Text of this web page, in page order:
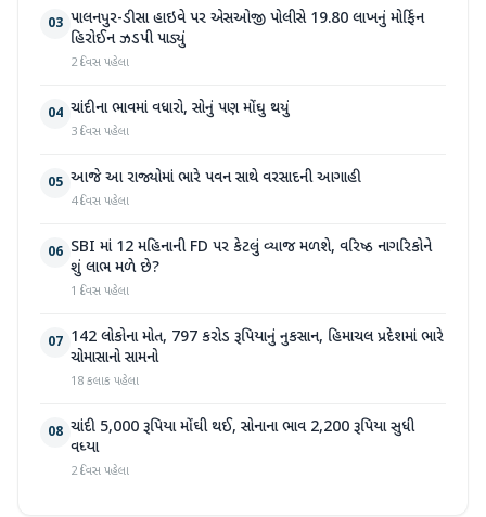
03 પાલનપુર-ડીસા હાઇવે પર એસઓજી પોલીસે 19.80 લાખનું મોર્ફિન
હિરોઈન ઝડપી પાડ્યું
2 દિવસ પહેલા
04 ચાંદીના ભાવમાં વધારો, સોનું પણ મોંઘુ થયું
3 દિવસ પહેલા
05 આજે આ રાજ્યોમાં ભારે પવન સાથે વરસાદની આગાહી
4 દિવસ પહેલા
06 SBI માં 12 મહિનાની FD પર કેટલું વ્યાજ મળશે, વરિષ્ઠ નાગરિકોને
શું લાભ મળે છે?
1 દિવસ પહેલા
07 142 લોકોના મોત, 797 કરોડ રૂપિયાનું નુકસાન, હિમાચલ પ્રદેશમાં ભારે
ચોમાસાનો સામનો
18 કલાક પહેલા
08 ચાંદી 5,000 રૂપિયા મોંઘી થઈ, સોનાના ભાવ 2,200 રૂપિયા સુધી
વધ્યા
2 દિવસ પહેલા